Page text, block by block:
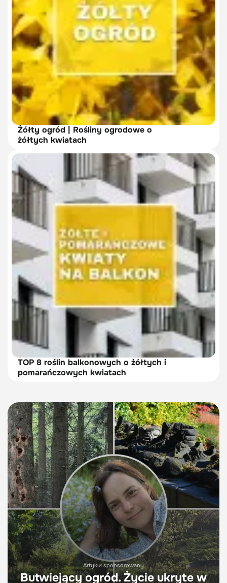
Żółty ogród | Rośliny ogrodowe o
żółtych kwiatach
TOP 8 roślin balkonowych o żółtych i
pomarańczowych kwiatach
Artykuł sponsorowany
Butwiejący ogród. Życie ukryte w